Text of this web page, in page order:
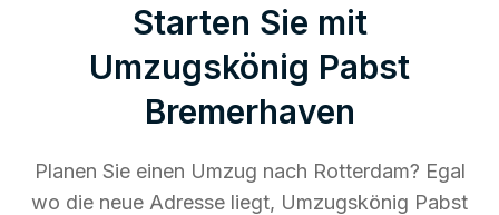
Starten Sie mit
Umzugskönig Pabst
Bremerhaven
Planen Sie einen Umzug nach Rotterdam? Egal
wo die neue Adresse liegt, Umzugskönig Pabst